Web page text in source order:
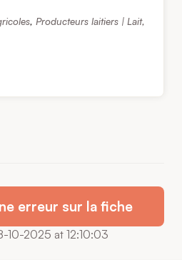
, Producteurs laitiers | Lait,
erreur sur la fiche
10-2025 at 12:10:03